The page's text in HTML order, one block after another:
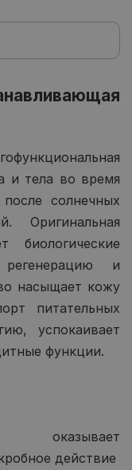
и тела во время
солнечных
Оригинальная
биологические
и
насыщает кожу
питательных
успокаивает
функции.
оказывает
действие